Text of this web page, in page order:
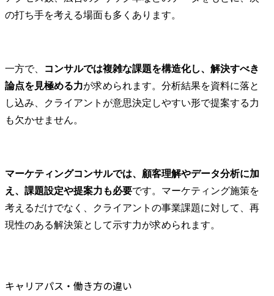
の打ち手を考える場面も多くあります。
一方で、
コンサルでは複雑な課題を構造化し、解決すべき
論点を見極める力が求められます。分析結果を資料に落と
し込み、クライアントが意思決定しやすい形で提案する力
も欠かせません。
マーケティングコンサルでは、顧客理解やデータ分析に加
え、課題設定や提案力も必要です。マーケティング施策を
考えるだけでなく、クライアントの事業課題に対して、再
現性のある解決策として示す力が求められます。
キャリアパス・働き方の違い